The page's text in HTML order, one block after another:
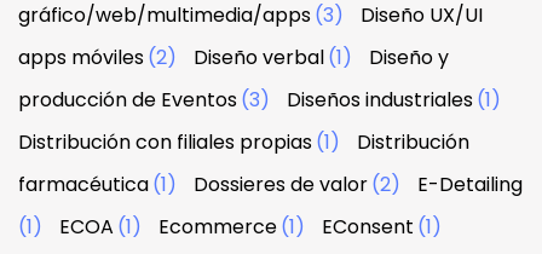
gráfico/web/multimedia/apps(3)
Diseño UX/UI
apps móviles(2) Diseño verbal(1)
Diseño y
producción de Eventos(3) Diseños industriales(1)
Distribución con filiales propias(1)
Distribución
farmacéutica(1) Dossieres de valor(2)
E-Detailing
(1)
ECOA (1) Ecommerce(1) EConsent (1)